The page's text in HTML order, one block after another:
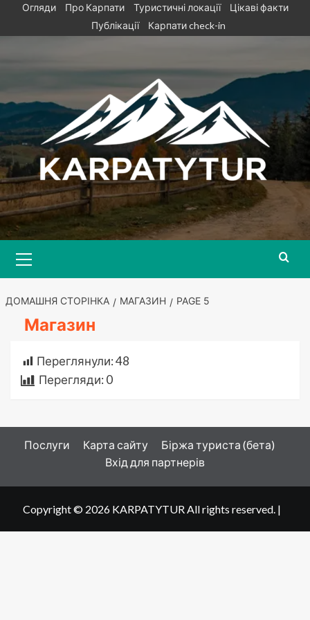
Огляди Про Карпати Туристичні локації
Цікаві факти
Публікації
Карпати check-in
Menu
ДОМАШНЯ СТОРІНКА МАГАЗИН PAGE 5
Магазин
Переглянули:48
Перегляди: 0
Послуги Карта сайту
Біржа туриста (бета)
Вхід для партнерів
Copyright © 2026 KARPATYTUR All rights reserved. |